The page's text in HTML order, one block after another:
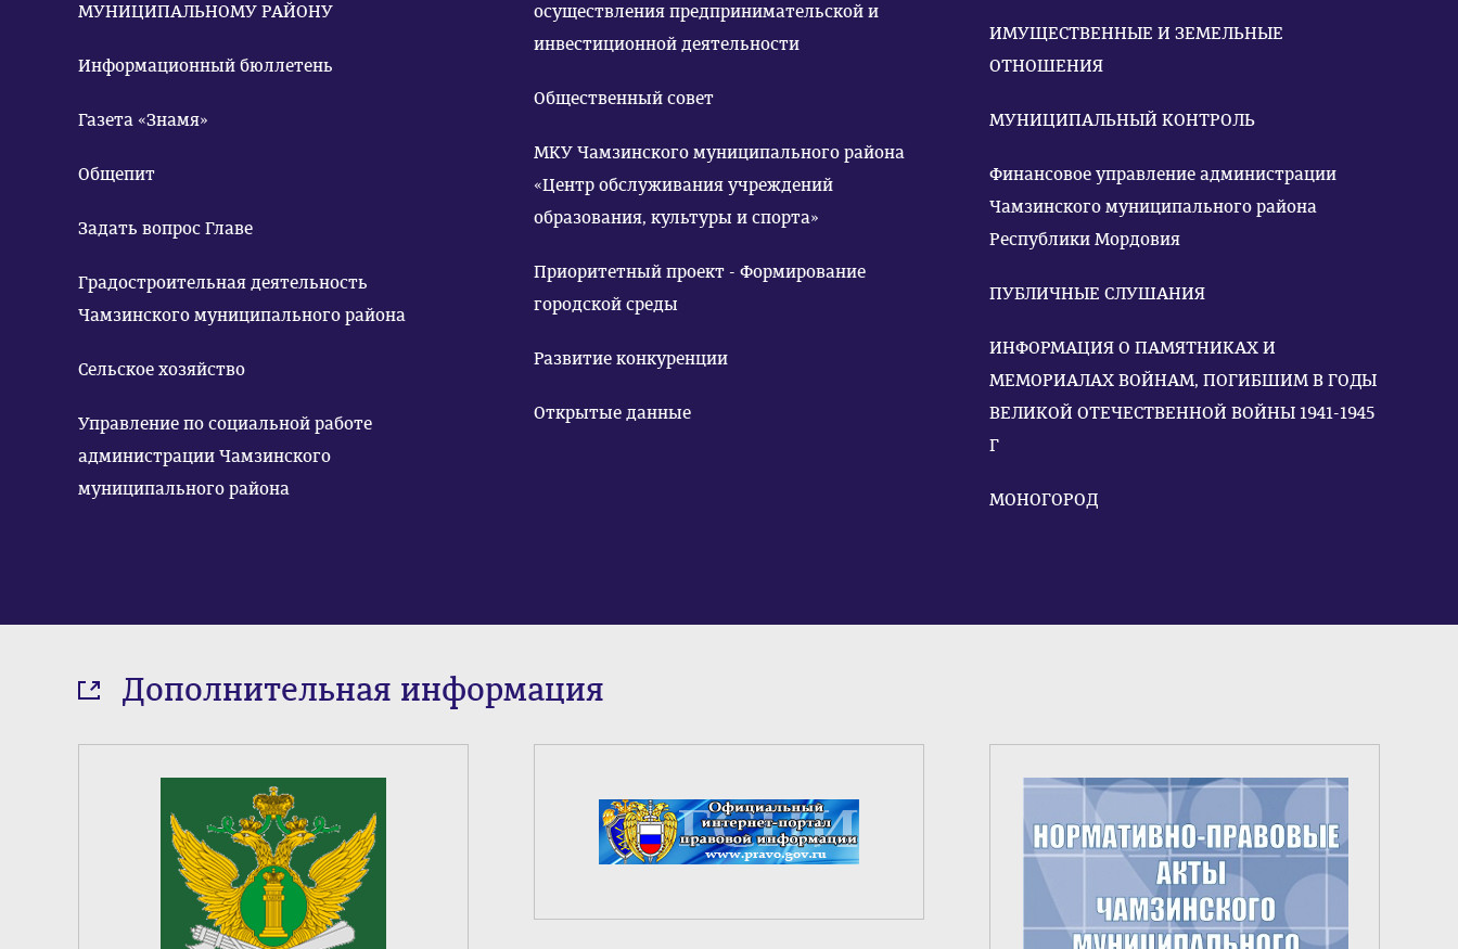
МУНИЦИПАЛЬНОМУ РАЙОНУ
Информационный бюллетень
Газета «Знамя»
Общепит
Задать вопрос Главе
Градостроительная деятельность
Чамзинского муниципального района
Сельское хозяйство
Управление по социальной работе
администрации Чамзинского
муниципального района
осуществления предпринимательской и
инвестиционной деятельности
Общественный совет
МКУ Чамзинского муниципального района
«Центр обслуживания учреждений
образования, культуры и спорта»
Приоритетный проект - Формирование
городской среды
Развитие конкуренции
Открытые данные
ИМУЩЕСТВЕННЫЕ И ЗЕМЕЛЬНЫЕ
ОТНОШЕНИЯ
МУНИЦИПАЛЬНЫЙ КОНТРОЛЬ
Финансовое управление администрации
Чамзинского муниципального района
Республики Мордовия
ПУБЛИЧНЫЕ СЛУШАНИЯ
ИНФОРМАЦИЯ О ПАМЯТНИКАХ И
МЕМОРИАЛАХ ВОЙНАМ, ПОГИБШИМ В ГОДЫ
ВЕЛИКОЙ ОТЕЧЕСТВЕННОЙ ВОЙНЫ 1941-1945
Г
МОНОГОРОД
Дополнительная информация